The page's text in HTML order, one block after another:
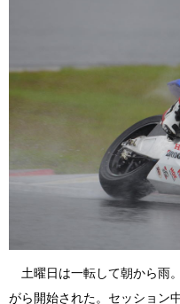
土曜日は一転して朝から雨
がら開始された。セッション